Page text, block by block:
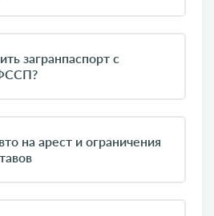
загранпаспорт с
на арест и ограничения